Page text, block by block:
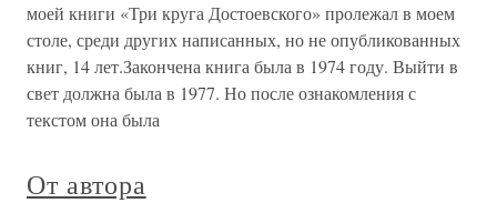
моей книги «Три круга Достоевского» пролежал в моем
столе, среди других написанных, но не опубликованных
книг, 14 лет.Закончена книга была в 1974 году. Выйти в
свет должна была в 1977. Но после ознакомления с
текстом она была
От автора